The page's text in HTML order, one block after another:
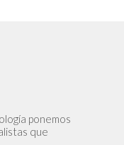
ponemos
que